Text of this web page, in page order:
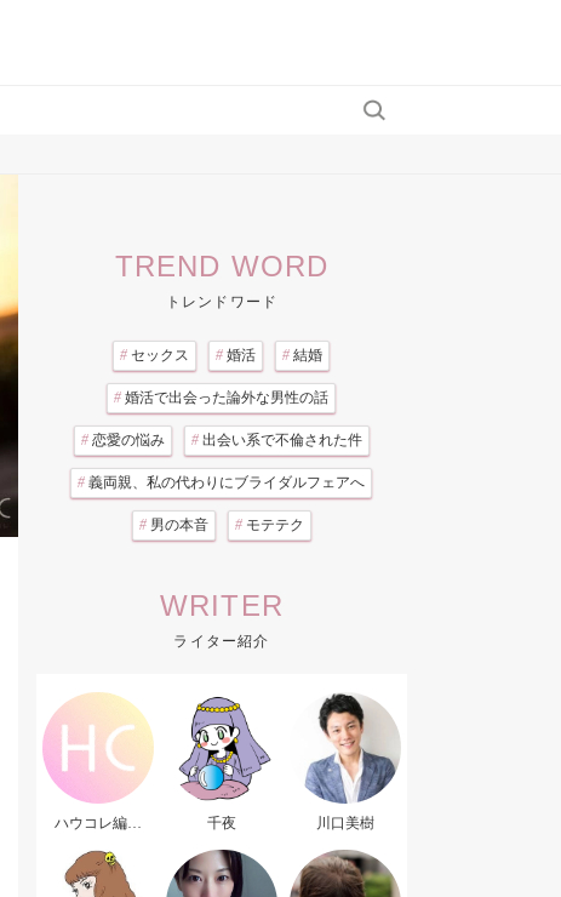
TREND WORD
トレンドワード
# セックス # 婚活 # 結婚
# 婚活で出会った論外な男性の話
# 恋愛の悩み # 出会い系で不倫された件
# 義両親、私の代わりにブライダルフェアへ
# 男の本音 # モテテク
WRITER
ライター紹介
ハウコレ編集
千夜 川口美樹